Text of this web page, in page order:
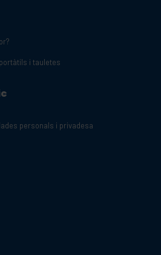
i tauletes
personals i privadesa